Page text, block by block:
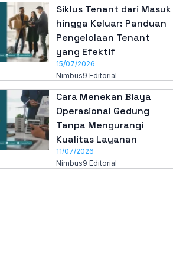
Siklus Tenant dari Masuk
hingga Keluar: Panduan
Pengelolaan Tenant
yang Efektif
15/07/2026
Nimbus9 Editorial
Cara Menekan Biaya
Operasional Gedung
Tanpa Mengurangi
Kualitas Layanan
11/07/2026
Nimbus9 Editorial